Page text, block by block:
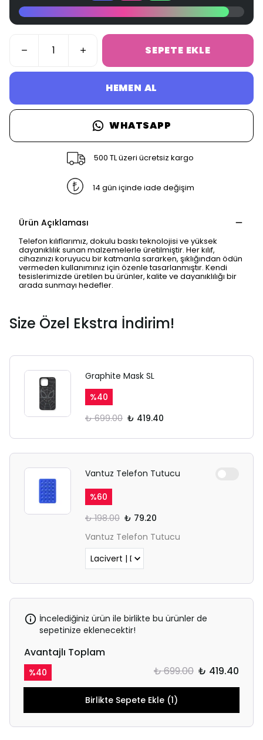
SEPETE EKLE
HEMEN AL
WHATSAPP
500 TL üzeri ücretsiz kargo
14 gün içinde iade değişim
Ürün Açıklaması
Telefon kılıflarımız, dokulu baskı teknolojisi ve yüksek
dayanıklılık sunan malzemelerle üretilmiştir. Her kılıf,
cihazınızı koruyucu bir katmanla sararken, şıklığından ödün
vermeden kullanımınız için özenle tasarlanmıştır. Kendi
tesislerimizde üretilen bu ürünler, kalite ve dayanıklılığı bir
arada sunmayı hedefler.
Size Özel Ekstra İndirim!
Graphite Mask SL
%40
₺ 699.00 ₺ 419.40
Vantuz Telefon Tutucu
%60
₺ 198.00 ₺ 79.20
Vantuz Telefon Tutucu
İncelediğiniz ürün ile birlikte bu ürünler de
sepetinize eklenecektir!
Avantajlı Toplam
%40 ₺ 699.00 ₺ 419.40
Birlikte Sepete Ekle (1)
SAFARİ GİZLİ SEKME
UYARISI
Ödeme ekranı gizli sekmede
açılmayabilir.
Lütfen normal Safari
sekmesinden giriş yapın.